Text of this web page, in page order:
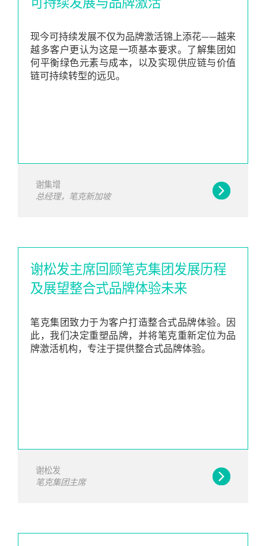
现今可持续发展不仅为品牌激活锦上添花——越来
越多客户更认为这是一项基本要求。了解集团如
何平衡绿色元素与成本，以及实现供应链与价值
链可持续转型的远见。
谢集增
总经理，笔克新加坡
谢松发主席回顾笔克集团发展历程
及展望整合式品牌体验未来
笔克集团致力于为客户打造整合式品牌体验。因
此，我们决定重塑品牌，并将笔克重新定位为品
牌激活机构，专注于提供整合式品牌体验。
谢松发
笔克集团主席